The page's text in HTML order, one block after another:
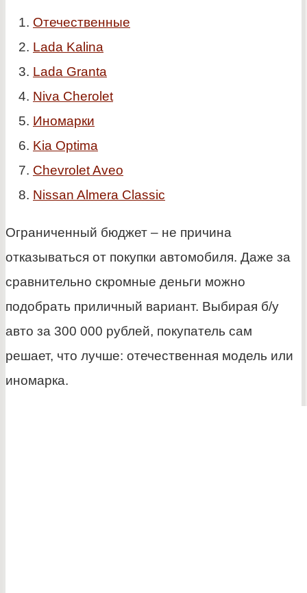
Отечественные
Lada Kalina
Lada Granta
Niva Cherolet
Иномарки
Kia Optima
Chevrolet Aveo
Nissan Almera Classic
Ограниченный бюджет – не причина
отказываться от покупки автомобиля. Даже за
сравнительно скромные деньги можно
подобрать приличный вариант. Выбирая б/у
авто за 300 000 рублей, покупатель сам
решает, что лучше: отечественная модель или
иномарка.